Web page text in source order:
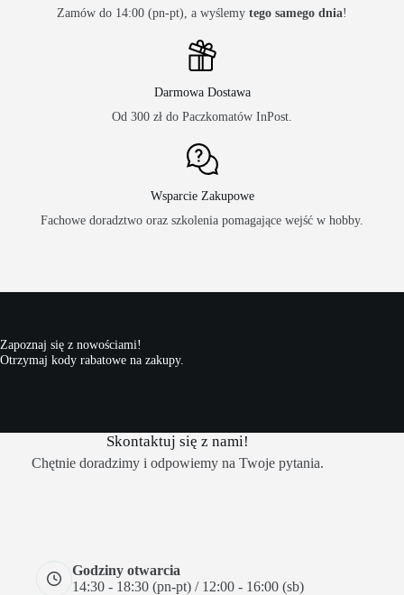
Zamów do 14:00 (pn-pt), a wyślemy tego samego dnia!
Darmowa Dostawa
Od 300 zł do Paczkomatów InPost.
Wsparcie Zakupowe
Fachowe doradztwo oraz szkolenia pomagające wejść w hobby.
Zapoznaj się z nowościami!
Otrzymaj kody rabatowe na zakupy.
Skontaktuj się z nami!
Chętnie doradzimy i odpowiemy na Twoje pytania.
Godziny otwarcia
14:30 - 18:30 (pn-pt) / 12:00 - 16:00 (sb)